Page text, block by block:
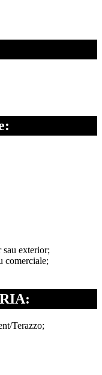
exterior;
comerciale;
Terazzo;